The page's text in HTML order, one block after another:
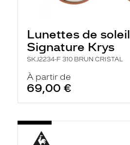
Lunettes de soleil
Signature Krys
SKJ2234-F 310 BRUN CRISTAL
À partir de
69,00 €